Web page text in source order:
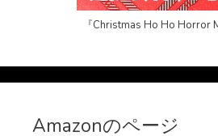
『Christmas Ho Ho Horror
Amazonのページ